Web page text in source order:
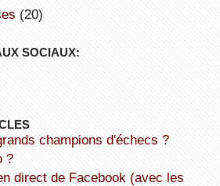
(20)
SOCIAUX:
champions d'échecs ?
?